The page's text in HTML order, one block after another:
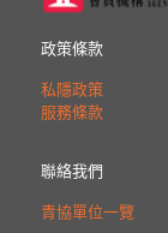
政策條款
私隱政策
服務條款
聯絡我們
青協單位一覽